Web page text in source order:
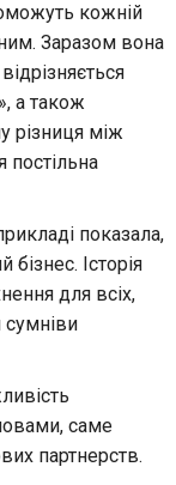
кожній
Заразом вона
а також
різниця між
постільна
показала,
Історія
для всіх,
сумніви
саме
партнерств.